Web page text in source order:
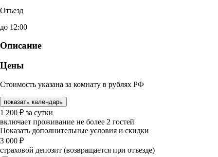
Отъезд
до 12:00
Описание
Цены
Стоимость указана за комнату в рублях РФ
показать календарь
1 200 ₽ за сутки
включает проживание не более 2 гостей
Показать дополнительные условия и скидки
3 000 ₽
страховой депозит (возвращается при отъезде)